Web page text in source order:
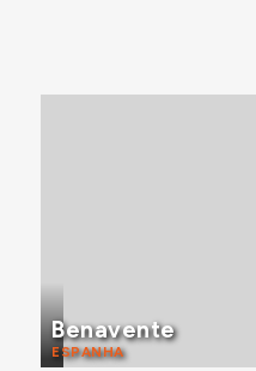
Benavente
ESPANHA